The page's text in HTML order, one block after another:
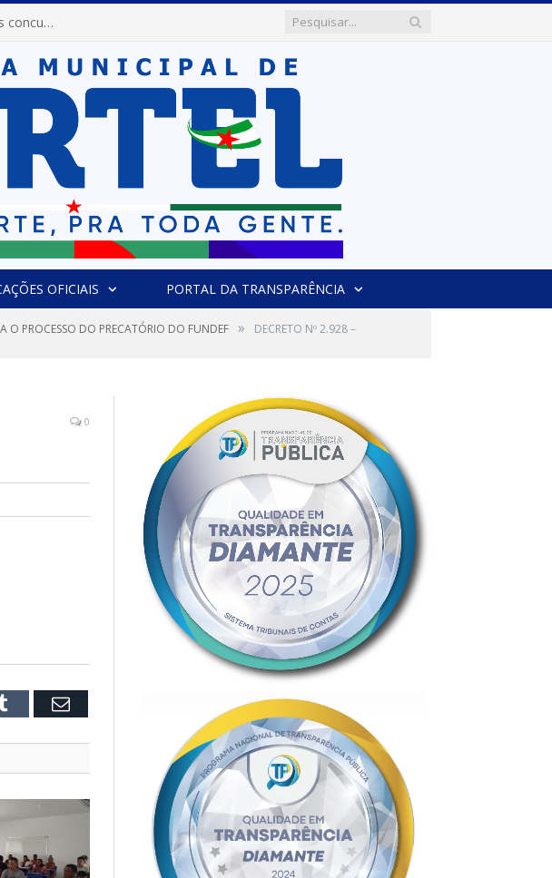
Prefeitura de Portel prorroga inscrições e altera horários dos concursos “Musa” e “Miss Mix Verão 2026”
OFICIAIS PORTAL DA TRANSPARÊNCIA
O PROCESSO DO PRECATÓRIO DO FUNDEF » DECRETO Nº 2.928 –
0
Tumblr Email